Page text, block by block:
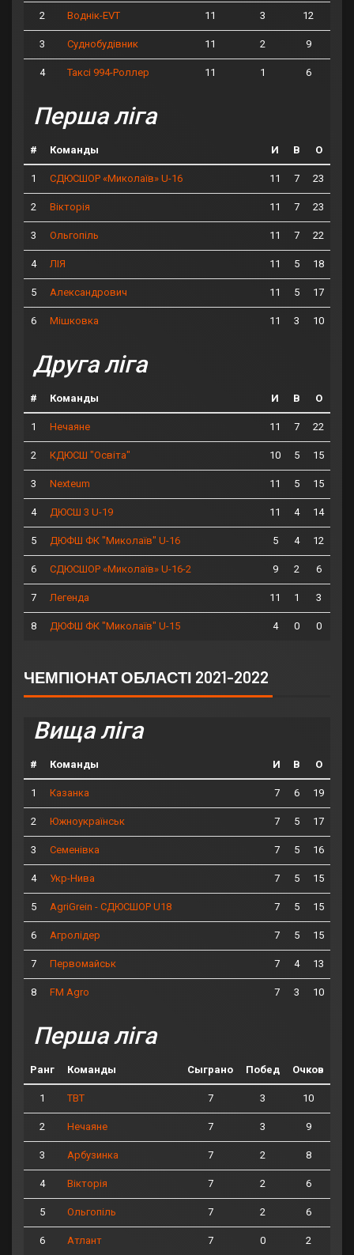
2 Воднік-EVT 11 3 12
3 Суднобудівник 11 2 9
4 Таксі 994-Роллер 11 1 6
Перша ліга
# Команды И В О
1 СДЮСШОР «Миколаїв» U-16 11 7 23
2 Вікторія 11 7 23
3 Ольгопіль 11 7 22
4 ЛІЯ 11 5 18
5 Александрович 11 5 17
6 Мішковка 11 3 10
Друга ліга
# Команды И В О
1 Нечаяне 11 7 22
2 КДЮСШ "Освіта" 10 5 15
3 Nexteum 11 5 15
4 ДЮСШ 3 U-19 11 4 14
5 ДЮФШ ФК "Миколаїв" U-16 5 4 12
6 СДЮСШОР «Миколаїв» U-16-2 9 2 6
7 Легенда 11 1 3
8 ДЮФШ ФК "Миколаїв" U-15 4 0 0
ЧЕМПІОНАТ ОБЛАСТІ 2021-2022
Вища ліга
# Команды И В О
1 Казанка 7 6 19
2 Южноукраїнськ 7 5 17
3 Семенівка 7 5 16
4 Укр-Нива 7 5 15
5 AgriGrein - СДЮСШОР U18 7 5 15
6 Агролідер 7 5 15
7 Первомайськ 7 4 13
8 FM Agro 7 3 10
Перша ліга
Ранг Команды Сыграно Побед Очков
1 ТВТ 7 3 10
2 Нечаяне 7 3 9
3 Арбузинка 7 2 8
4 Вікторія 7 2 6
5 Ольгопіль 7 2 6
6 Атлант 7 0 2